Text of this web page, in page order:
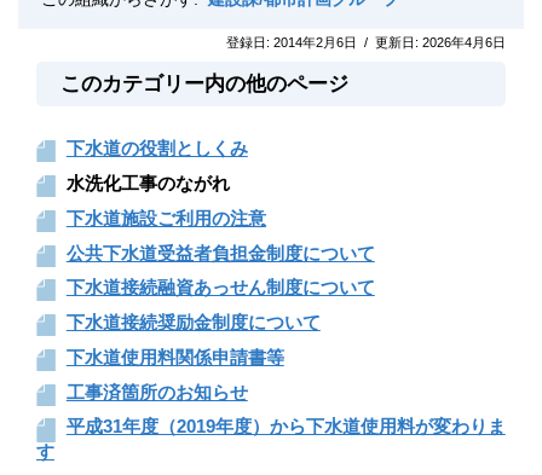
登録日: 2014年2月6日 / 更新日: 2026年4月6日
このカテゴリー内の他のページ
下水道の役割としくみ
水洗化工事のながれ
下水道施設ご利用の注意
公共下水道受益者負担金制度について
下水道接続融資あっせん制度について
下水道接続奨励金制度について
下水道使用料関係申請書等
工事済箇所のお知らせ
平成31年度（2019年度）から下水道使用料が変わりま
す